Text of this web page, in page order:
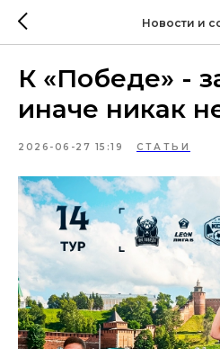
Новости и
К «Победе» -
иначе никак
2026-06-27 15:19 СТАТЬИ